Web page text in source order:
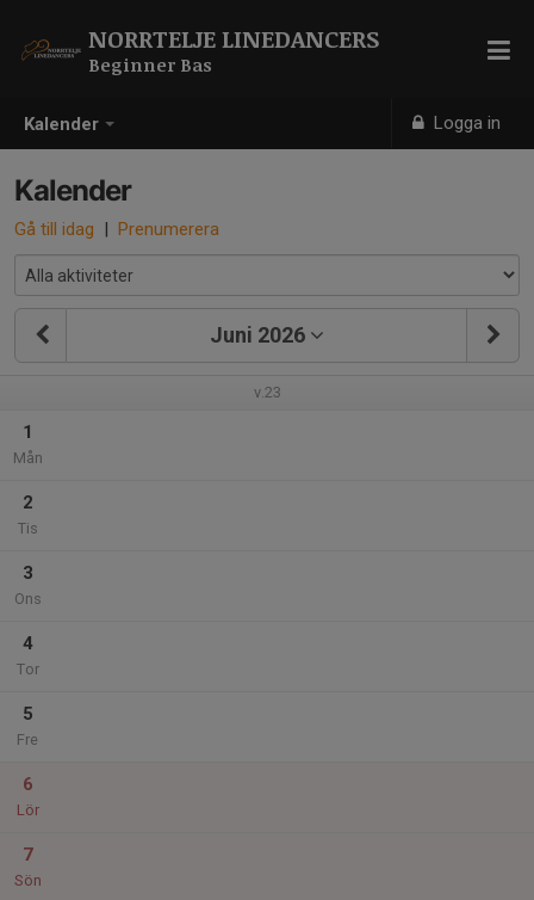
Kalender Logga in
NORRTELJE LINEDANCERS
Beginner Bas
Kalender
Gå till idag | Prenumerera
Juni 2026
v.23
1
Mån
2
Tis
3
Ons
4
Tor
5
Fre
6
Lör
7
Sön